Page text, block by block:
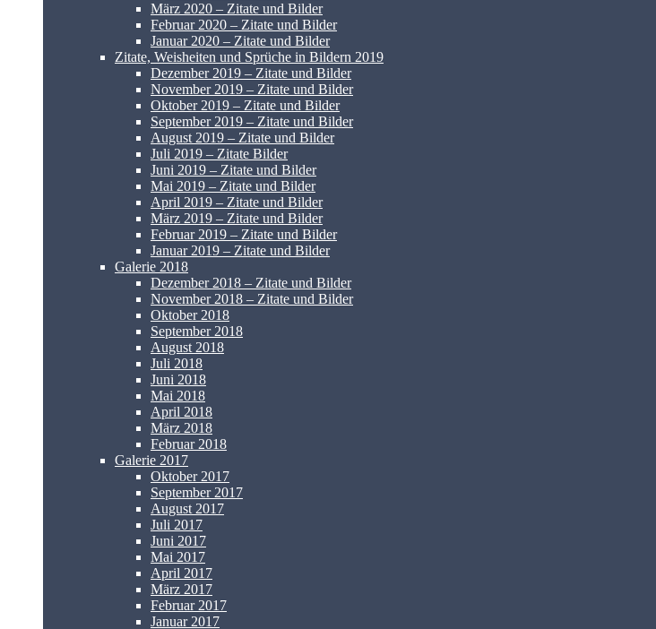
März 2020 – Zitate und Bilder
Februar 2020 – Zitate und Bilder
Januar 2020 – Zitate und Bilder
Zitate, Weisheiten und Sprüche in Bildern 2019
Dezember 2019 – Zitate und Bilder
November 2019 – Zitate und Bilder
Oktober 2019 – Zitate und Bilder
September 2019 – Zitate und Bilder
August 2019 – Zitate und Bilder
Juli 2019 – Zitate Bilder
Juni 2019 – Zitate und Bilder
Mai 2019 – Zitate und Bilder
April 2019 – Zitate und Bilder
März 2019 – Zitate und Bilder
Februar 2019 – Zitate und Bilder
Januar 2019 – Zitate und Bilder
Galerie 2018
Dezember 2018 – Zitate und Bilder
November 2018 – Zitate und Bilder
Oktober 2018
September 2018
August 2018
Juli 2018
Juni 2018
Mai 2018
April 2018
März 2018
Februar 2018
Galerie 2017
Oktober 2017
September 2017
August 2017
Juli 2017
Juni 2017
Mai 2017
April 2017
März 2017
Februar 2017
Januar 2017